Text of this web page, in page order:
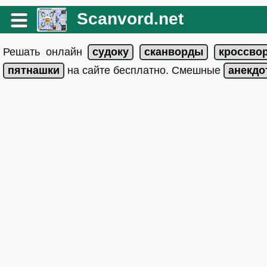
Scanvord.net
Решать онлайн
на сайте бесплатно. Смешные